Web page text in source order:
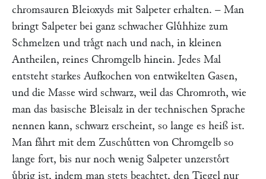
chromsauren Bleioxyds mit Salpeter erhalten. – Man
bringt Salpeter bei ganz schwacher Gluͤhhize zum
Schmelzen und traͤgt nach und nach, in kleinen
Antheilen, reines Chromgelb hinein. Jedes Mal
entsteht starkes Aufkochen von entwikelten Gasen,
und die Masse wird schwarz, weil das Chromroth, wie
man das basische Bleisalz in der technischen Sprache
nennen kann, schwarz erscheint, so lange es heiß ist.
Man faͤhrt mit dem Zuschuͤtten von Chromgelb so
lange fort, bis nur noch wenig Salpeter unzerstoͤrt
uͤbrig ist, indem man stets beachtet, den Tiegel nur